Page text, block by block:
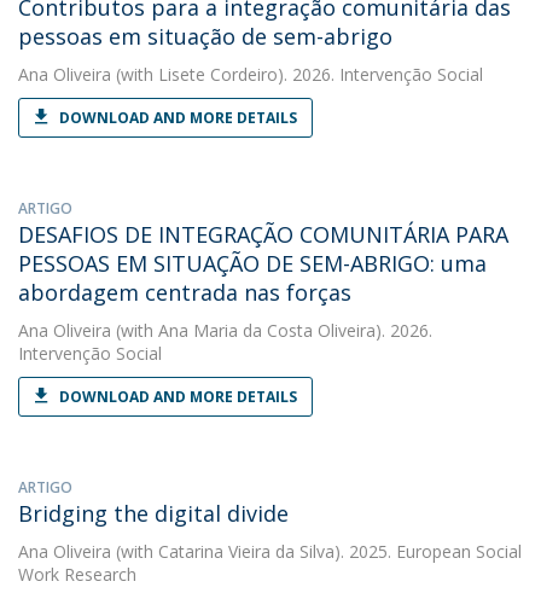
Contributos para a integração comunitária das
pessoas em situação de sem-abrigo
Ana Oliveira (with Lisete Cordeiro). 2026. Intervenção Social
DOWNLOAD AND MORE DETAILS
ARTIGO
DESAFIOS DE INTEGRAÇÃO COMUNITÁRIA PARA
PESSOAS EM SITUAÇÃO DE SEM-ABRIGO: uma
abordagem centrada nas forças
Ana Oliveira (with Ana Maria da Costa Oliveira). 2026.
Intervenção Social
DOWNLOAD AND MORE DETAILS
ARTIGO
Bridging the digital divide
Ana Oliveira (with Catarina Vieira da Silva). 2025. European Social
Work Research